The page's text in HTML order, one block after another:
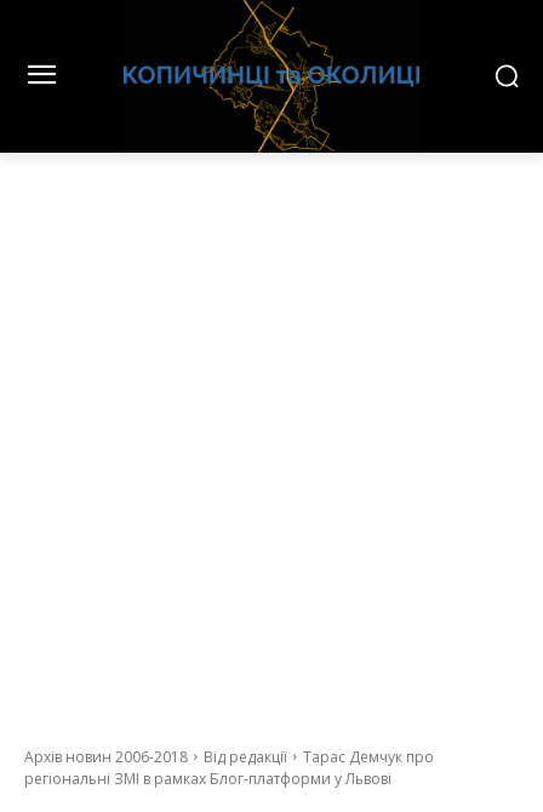
Архів новин 2006-2018 Від редакції
Тарас Демчук про
регіональні ЗМІ в рамках Блог-платформи у Львові